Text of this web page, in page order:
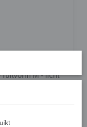
ruitvorm M - licht